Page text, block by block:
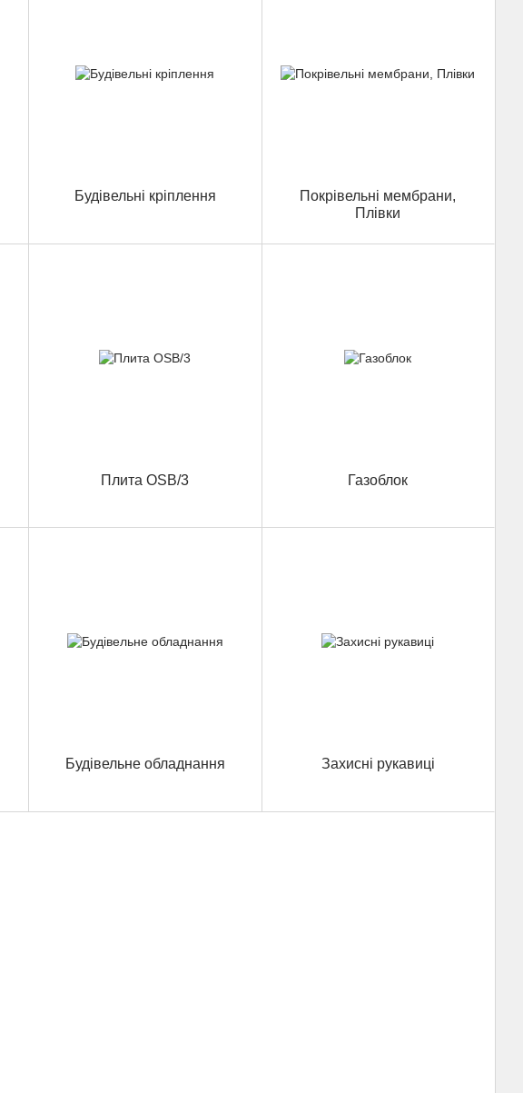
Будівельні кріплення
Покрівельні мембрани,
Плівки
Плита OSB/3 Газоблок
Будівельне обладнання Захисні рукавиці